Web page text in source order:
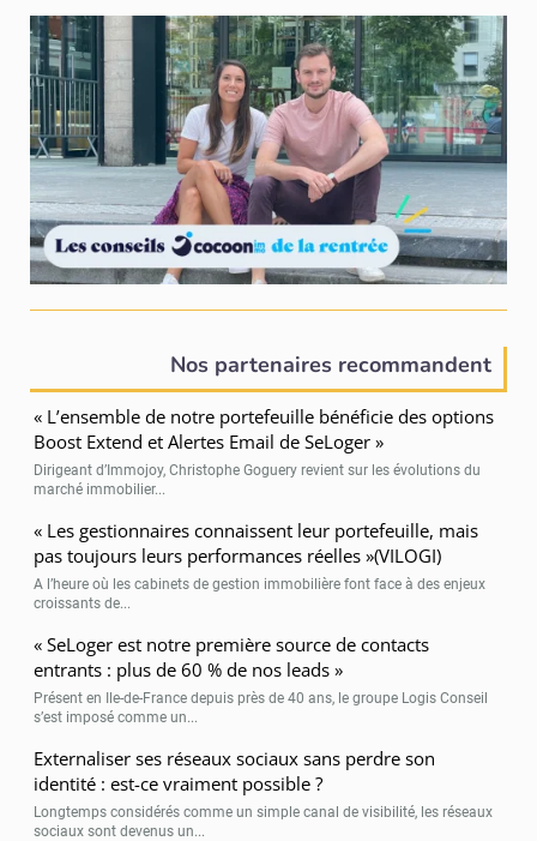
Nos partenaires recommandent
« L’ensemble de notre portefeuille bénéficie des options
Boost Extend et Alertes Email de SeLoger »
Dirigeant d’Immojoy, Christophe Goguery revient sur les évolutions du
marché immobilier...
« Les gestionnaires connaissent leur portefeuille, mais
pas toujours leurs performances réelles »(VILOGI)
A l’heure où les cabinets de gestion immobilière font face à des enjeux
croissants de...
« SeLoger est notre première source de contacts
entrants : plus de 60 % de nos leads »
Présent en Ile-de-France depuis près de 40 ans, le groupe Logis Conseil
s’est imposé comme un...
Externaliser ses réseaux sociaux sans perdre son
identité : est-ce vraiment possible ?
Longtemps considérés comme un simple canal de visibilité, les réseaux
sociaux sont devenus un...